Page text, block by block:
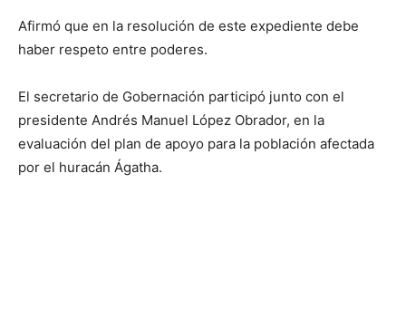
Afirmó que en la resolución de este expediente debe
haber respeto entre poderes.
El secretario de Gobernación participó junto con el
presidente Andrés Manuel López Obrador, en la
evaluación del plan de apoyo para la población afectada
por el huracán Ágatha.